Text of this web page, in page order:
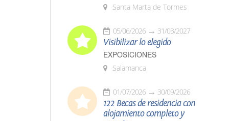
Santa Marta de Tormes
05/06/2026 31/03/2027
Visibilizar lo elegido
EXPOSICIONES
Salamanca
01/07/2026 30/09/2026
122 Becas de residencia con
alojamiento completo y